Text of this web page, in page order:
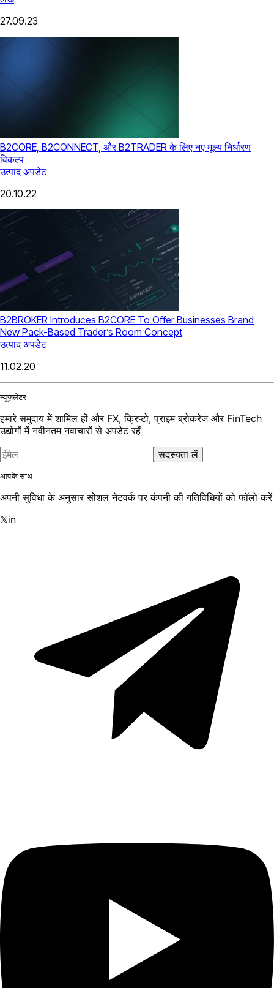
27.09.23
B2CORE, B2CONNECT, और B2TRADER के लिए नए मूल्य निर्धारण
विकल्प
उत्पाद अपडेट
20.10.22
B2BROKER Introduces B2CORE To Offer Businesses Brand
New Pack-Based Trader’s Room Concept
उत्पाद अपडेट
11.02.20
न्यूज़लेटर
हमारे समुदाय में शामिल हों और FX, क्रिप्टो, प्राइम ब्रोकरेज और FinTech
उद्योगों में नवीनतम नवाचारों से अपडेट रहें
सदस्यता लें
आपके साथ
अपनी सुविधा के अनुसार सोशल नेटवर्क पर कंपनी की गतिविधियों को फॉलो करें
𝕏in